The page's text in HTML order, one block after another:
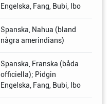
Engelska, Fang, Bubi, Ibo
Spanska, Nahua (bland
några amerindians)
Spanska, Franska (båda
officiella); Pidgin
Engelska, Fang, Bubi, Ibo